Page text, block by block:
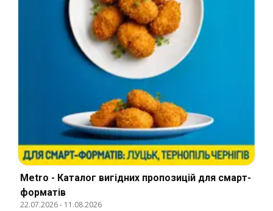
Metro - Каталог вигідних пропозицій для смарт-
форматів
22.07.2026- 11.08.2026